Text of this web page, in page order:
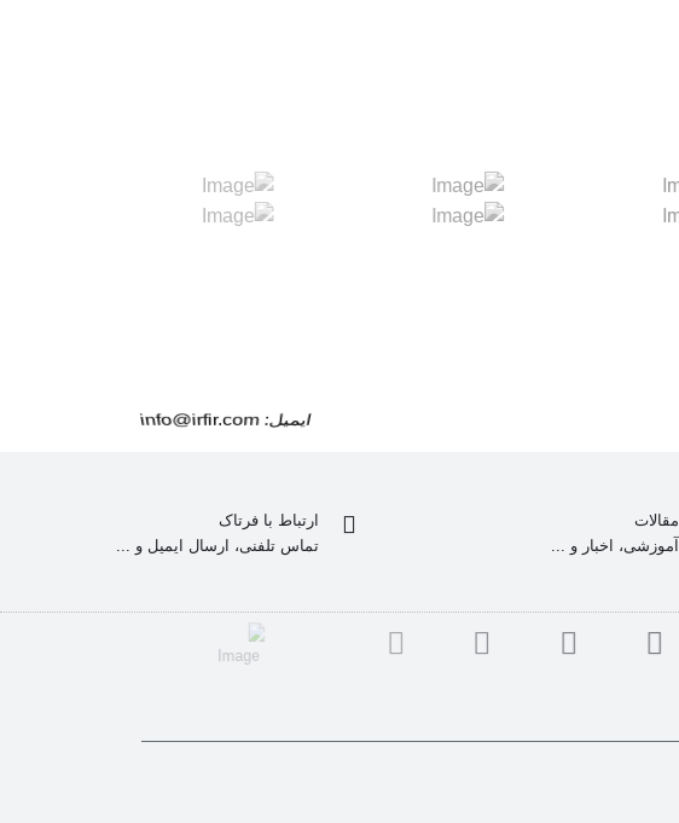
IRFIR.COM
مقالات
آموزشی، اخبار و ...
ارتباط با فرتاک
تماس تلفنی، ارسال ایمیل و ...